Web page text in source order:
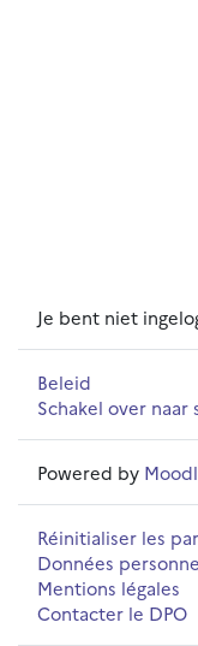
Je bent niet
Beleid
Schakel over
Powered by
Réinitialiser les
Données
Mentions légales
Contacter le DPO